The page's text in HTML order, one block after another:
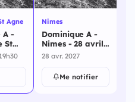
Agne
A -
St
Nimes
Dominique A -
Nimes - 28 avril
2027
28 avr. 2027
Me notifier